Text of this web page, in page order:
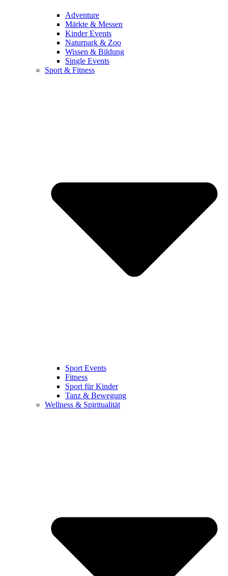
Adventure
Märkte & Messen
Kinder Events
Naturpark & Zoo
Wissen & Bildung
Single Events
Sport & Fitness
Sport Events
Fitness
Sport für Kinder
Tanz & Bewegung
Wellness & Spiritualität